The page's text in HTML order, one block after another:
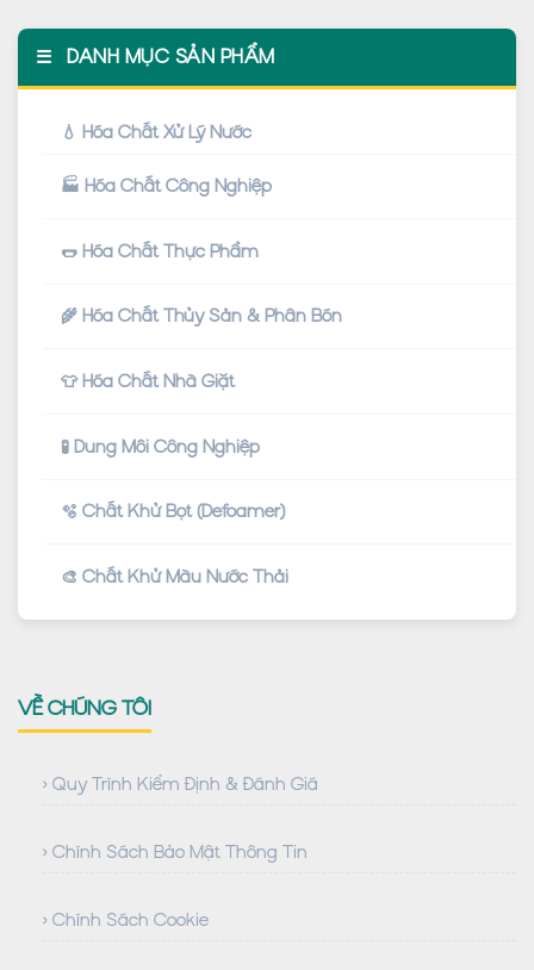
☰ DANH MỤC SẢN PHẨM
💧 Hóa Chất Xử Lý Nước
🏭 Hóa Chất Công Nghiệp
🌭 Hóa Chất Thực Phẩm
🌾 Hóa Chất Thủy Sản & Phân Bón
👕 Hóa Chất Nhà Giặt
🧪 Dung Môi Công Nghiệp
🫧 Chất Khử Bọt (Defoamer)
🎨 Chất Khử Màu Nước Thải
VỀ CHÚNG TÔI
› Quy Trình Kiểm Định & Đánh Giá
› Chính Sách Bảo Mật Thông Tin
› Chính Sách Cookie